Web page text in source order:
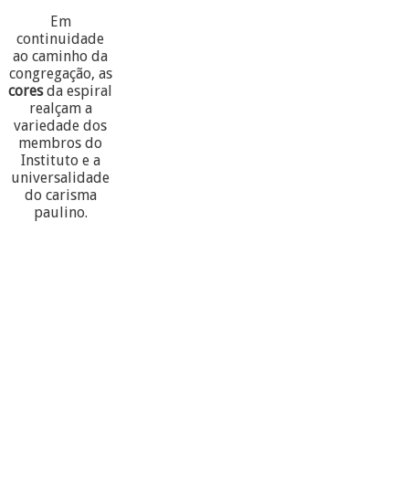
Em
continuidade
ao caminho da
congregação, as
coresda espiral
realçam a
variedade dos
membros do
Instituto e a
universalidade
do carisma
paulino.